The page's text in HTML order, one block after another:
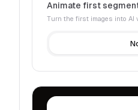
Animate first
Turn the first images into AI